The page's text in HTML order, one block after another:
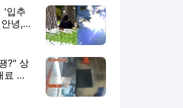
'입추
녕,
?" 상
료 상